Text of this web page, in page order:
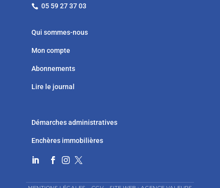
 05 59 27 37 03
Qui sommes-nous
Mon compte
Abonnements
Lire le journal
Démarches administratives
Enchères immobilières
   